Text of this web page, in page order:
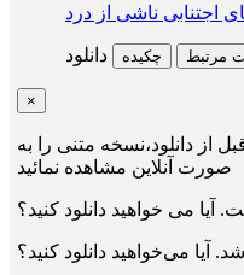
اجتنابی ناشی از درد
دانلود چکیده مرتبط
×
از دانلود،نسخه متنی را به
صورت آنلاین مشاهده نمائید
می خواهید دانلود کنید؟
می‌خواهید دانلود کنید؟